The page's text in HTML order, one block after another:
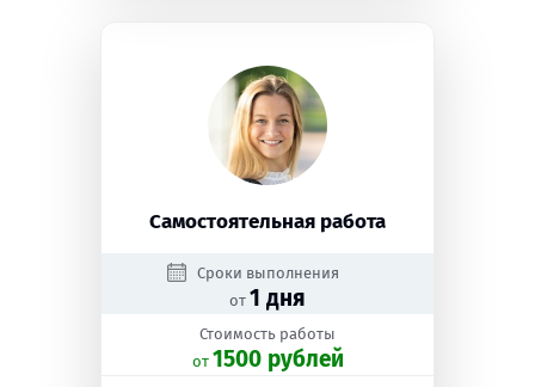
Самостоятельная работа
Сроки выполнения
от 1 дня
Стоимость работы
oт 1500 рублей